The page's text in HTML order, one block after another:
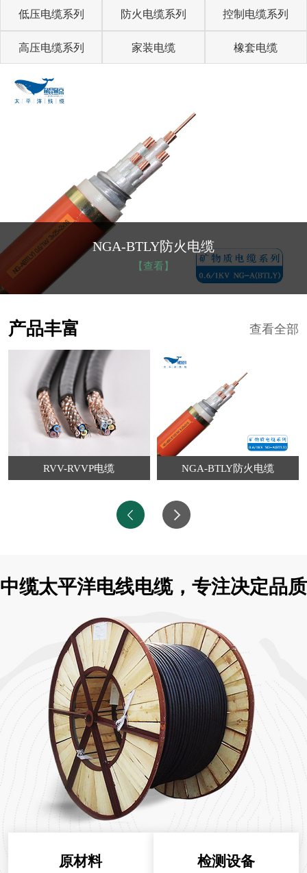
低压电缆系列 防火电缆系列 控制电缆系列
高压电缆系列 家装电缆 橡套电缆
NGA-BTLY防火电缆
【查看】
查看全部
产品丰富
RVV-RVVP电缆 NGA-BTLY防火电缆
中缆太平洋电线电缆，专注决定品质
原材料 检测设备